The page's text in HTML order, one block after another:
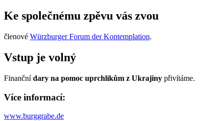
Ke společnému zpěvu vás zvou
členové Würzburger Forum der Kontemplation.
Vstup je volný
Finančnídary na pomoc uprchlíkům z Ukrajiny přivítáme.
Více informací:
www.burggrabe.de